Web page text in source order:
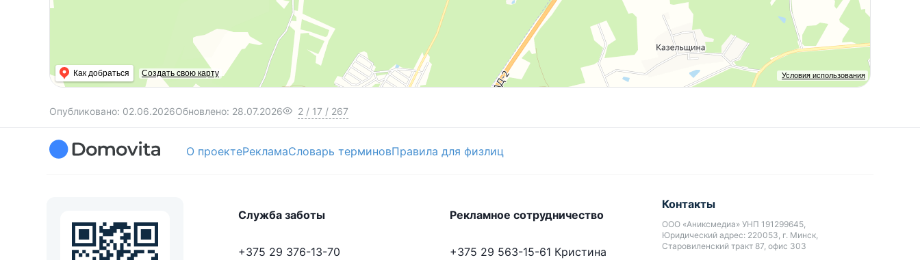
Условия использования
Как добраться Создать свою карту
Опубликовано: 02.06.2026Обновлено: 28.07.2026 2 / 17 / 267
О проектеРекламаСловарь терминовПравила для физлиц
Служба заботы
+375 29 376-13-70
Рекламное сотрудничество
+375 29 563-15-61 Кристина
Контакты
ООО «Аниксмедиа» УНП 191299645,
Юридический адрес: 220053, г. Минск,
Старовиленский тракт 87, офис 303